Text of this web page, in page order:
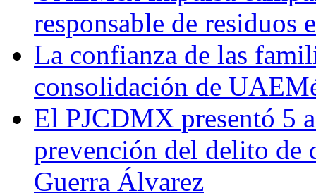
responsable de residuos
La confianza de las
consolidación de
El PJCDMX presentó 5
prevención del delito de
Guerra Álvarez